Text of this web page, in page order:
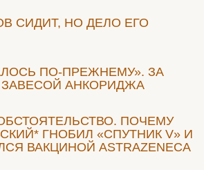
СИДИТ, НО ДЕЛО ЕГО
ПО-ПРЕЖНЕМУ». ЗА
АНКОРИДЖА
ПОЧЕМУ
ГНОБИЛ «СПУТНИК V» И
ВАКЦИНОЙ ASTRAZENECA